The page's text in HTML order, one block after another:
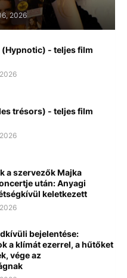
2026
- teljes film
trésors) - teljes film
a szervezők Majka
után: Anyagi
keletkezett
bejelentése:
a klímát ezerrel, a hűtőket
vége az